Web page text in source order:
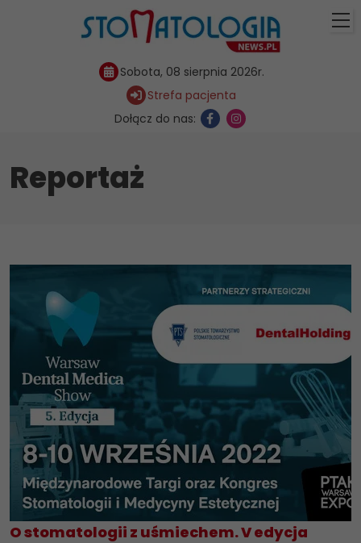
Sobota, 08 sierpnia 2026r.
Strefa pacjenta
Dołącz do nas:
Reportaż
O stomatologii z uśmiechem. V edycja